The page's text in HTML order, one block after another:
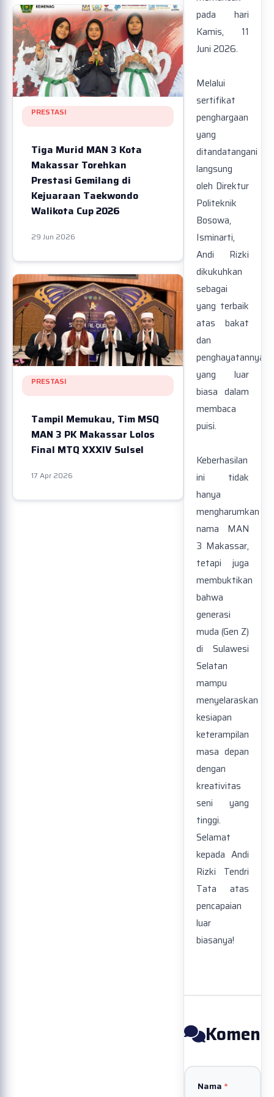
pada hari
Kamis, 11
Juni 2026.
Melalui
sertifikat
penghargaan
yang
ditandatangani
langsung
oleh Direktur
Politeknik
Bosowa,
Isminarti,
Andi Rizki
dikukuhkan
sebagai
yang terbaik
atas bakat
dan
penghayatannya
yang luar
biasa dalam
membaca
puisi.
Keberhasilan
ini tidak
hanya
mengharumkan
nama MAN
3 Makassar,
tetapi juga
membuktikan
bahwa
generasi
muda (Gen Z)
di Sulawesi
Selatan
mampu
menyelaraskan
kesiapan
keterampilan
masa depan
dengan
kreativitas
seni yang
tinggi.
Selamat
kepada Andi
Rizki Tendri
Tata atas
pencapaian
luar
biasanya!
Nama *
PRESTASI
Tiga Murid MAN 3 Kota
Makassar Torehkan
Prestasi Gemilang di
Kejuaraan Taekwondo
Walikota Cup 2026
29 Jun 2026
PRESTASI
Tampil Memukau, Tim MSQ
MAN 3 PK Makassar Lolos
Final MTQ XXXIV Sulsel
17 Apr 2026